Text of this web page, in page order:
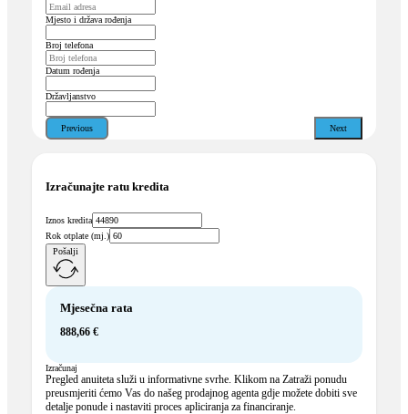
Mjesto i država rođenja
Broj telefona
Datum rođenja
Državljanstvo
Previous Next
Izračunajte ratu kredita
Iznos kredita
Rok otplate (mj.)
Pošalji
Mjesečna rata
888,66 €
Izračunaj
Pregled anuiteta služi u informativne svrhe. Klikom na Zatraži ponudu
preusmjeriti ćemo Vas do našeg prodajnog agenta gdje možete dobiti sve
detalje ponude i nastaviti proces apliciranja za financiranje.